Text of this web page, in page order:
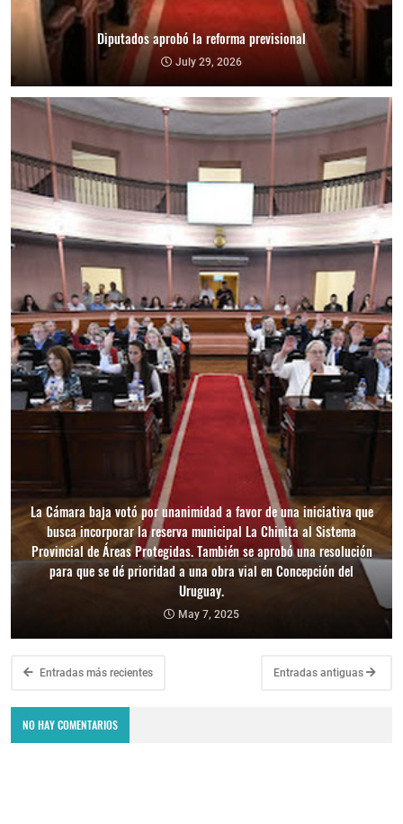
Diputados aprobó la reforma previsional
July 29, 2026
La Cámara baja votó por unanimidad a favor de una iniciativa que
busca incorporar la reserva municipal La Chinita al Sistema
Provincial de Áreas Protegidas. También se aprobó una resolución
para que se dé prioridad a una obra vial en Concepción del
Uruguay.
May 7, 2025
Entradas más recientes Entradas antiguas
NO HAY COMENTARIOS